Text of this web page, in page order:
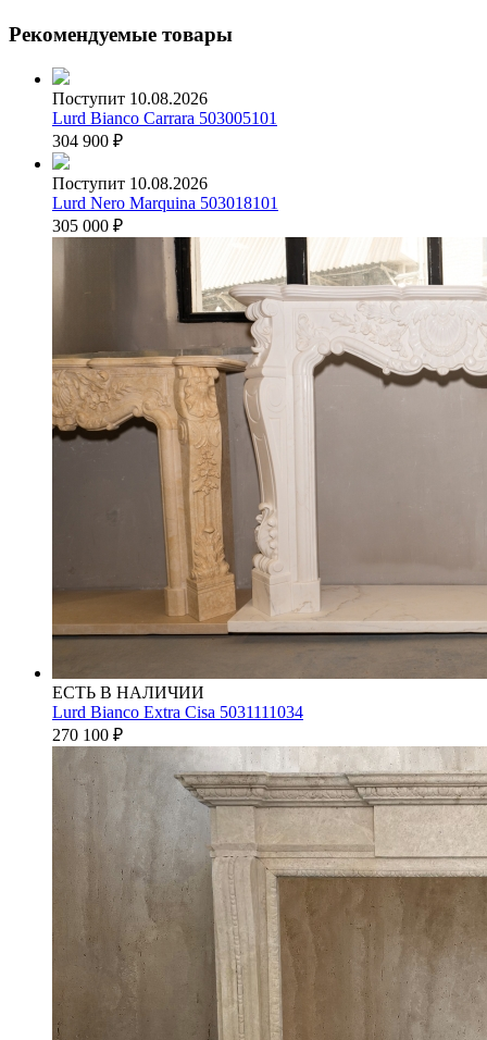
Рекомендуемые товары
Поступит 10.08.2026
Lurd Bianco Carrara 503005101
304 900 ₽
Поступит 10.08.2026
Lurd Nero Marquina 503018101
305 000 ₽
ЕСТЬ В НАЛИЧИИ
Lurd Bianco Extra Cisa 5031111034
270 100 ₽